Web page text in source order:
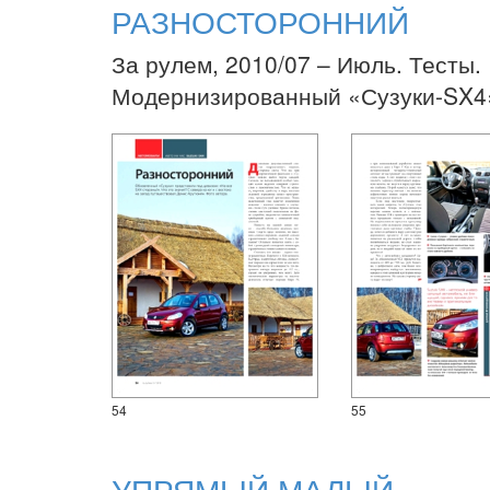
РАЗНОСТОРОННИЙ
За рулем, 2010/07 – Июль. Тесты.
Модернизированный «Сузуки-
54 55